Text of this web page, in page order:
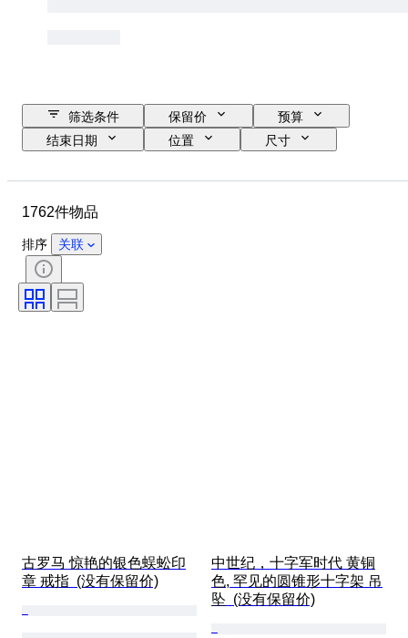
筛选条件 保留价
预算
结束日期
位置
尺寸
时期
款式
货币
Culture
原创作品／复制品
1762件物品
排序 关联
古罗马 惊艳的银色蜈蚣印
章 戒指  (没有保留价)
中世纪，十字军时代 黄铜
色, 罕见的圆锥形十字架 吊
坠  (没有保留价)